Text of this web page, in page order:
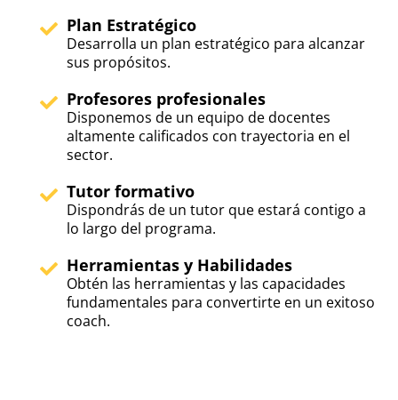
Plan Estratégico
Desarrolla un plan estratégico para alcanzar
sus propósitos.
Profesores profesionales
Disponemos de un equipo de docentes
altamente calificados con trayectoria en el
sector.
Tutor formativo
Dispondrás de un tutor que estará contigo a
lo largo del programa.
Herramientas y Habilidades
Obtén las herramientas y las capacidades
fundamentales para convertirte en un exitoso
coach.